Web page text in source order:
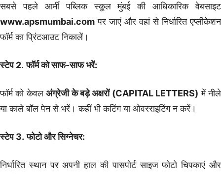
सबसे पहले आर्मी पब्लिक स्कूल मुंबई की आधिकारिक वेबसाइट
www.apsmumbai.com पर जाएं और वहां से निर्धारित एप्लीकेशन
फॉर्म का प्रिंटआउट निकालें।
स्टेप 2. फॉर्म को साफ-साफ भरें:
फॉर्म को केवलअंग्रेजी के बड़े अक्षरों (CAPITAL LETTERS) में नीले
या काले बॉल पेन से भरें। कहीं भी कटिंग या ओवरराइटिंग न करें।
स्टेप 3. फोटो और सिग्नेचर:
निर्धारित स्थान पर अपनी हाल की पासपोर्ट साइज फोटो चिपकाएं और